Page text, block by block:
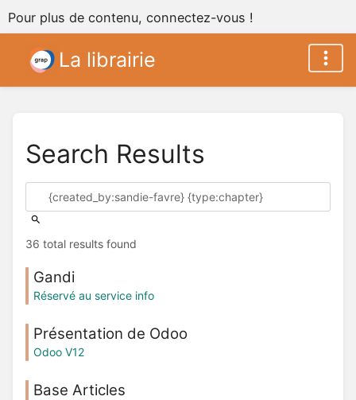
Pour plus de contenu, connectez-vous !
La librairie
Search Results
36 total results found
Gandi
Réservé au service info
Présentation de Odoo
Odoo V12
Base Articles